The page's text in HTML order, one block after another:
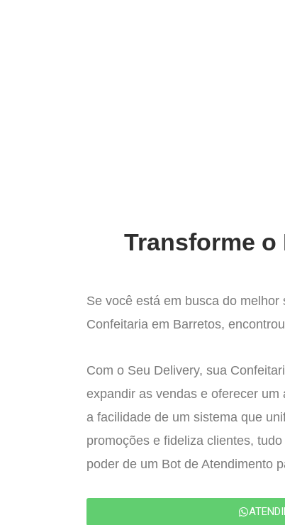
Transforme o
Se você está em busca do
Confeitaria em Barretos,
Com o Seu Delivery, sua
expandir as vendas e oferecer
a facilidade de um sistema que
promoções e fideliza clientes,
poder de um Bot de Atendimento